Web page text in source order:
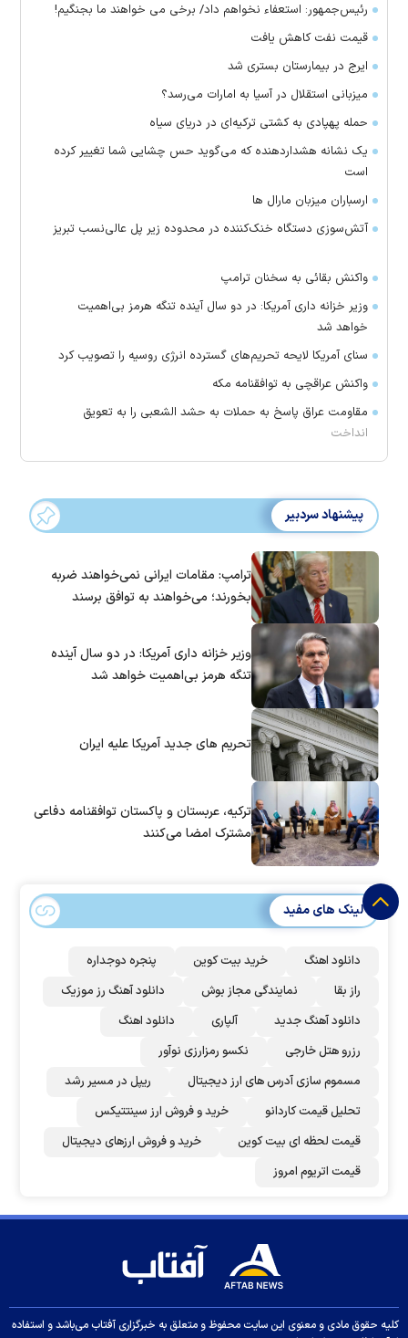
رئیس‌جمهور: استعفاء نخواهم داد/ برخی می خواهند ما بجنگیم!
قیمت نفت کاهش یافت
ایرج در بیمارستان بستری شد
میزبانی استقلال در آسیا به امارات می‌رسد؟
حمله پهپادی به کشتی ترکیه‌ای در دریای سیاه
یک نشانه هشداردهنده که می‌گوید حس چشایی شما تغییر کرده
است
ارسباران میزبان مارال ها
آتش‌سوزی دستگاه خنک‌کننده در محدوده زیر پل عالی‌نسب تبریز
واکنش بقائی به سخنان ترامپ
وزیر خزانه داری آمریکا: در دو سال آینده تنگه هرمز بی‌اهمیت
خواهد شد
سنای آمریکا لایحه تحریم‌های گسترده انرژی روسیه را تصویب کرد
واکنش عراقچی به توافقنامه مکه
مقاومت عراق پاسخ به حملات به حشد الشعبی را به تعویق
انداخت
پیشنهاد سردبیر
ترامپ: مقامات ایرانی نمی‌خواهند ضربه
بخورند؛ می‌خواهند به توافق برسند
وزیر خزانه داری آمریکا: در دو سال آینده
تنگه هرمز بی‌اهمیت خواهد شد
تحریم های جدید آمریکا علیه ایران
ترکیه، عربستان و پاکستان توافقنامه دفاعی
مشترک امضا می‌کنند
لینک های مفید
دانلود اهنگ خرید بیت کوین
پنجره دوجداره
راز بقا
نمایندگی مجاز بوش
دانلود آهنگ رز‌ موزیک
دانلود آهنگ جدید
آلپاری
دانلود اهنگ
رزرو هتل خارجی
نکسو رمزارزی نوآور
مسموم سازی آدرس های ارز دیجیتال
ریپل در مسیر رشد
تحلیل قیمت کاردانو
خرید و فروش ارز سینتتیکس
قیمت لحظه ای بیت کوین
خرید و فروش ارزهای دیجیتال
قیمت اتریوم امروز
کلیه حقوق مادی و معنوی این سایت محفوظ و متعلق به خبرگزاری آفتاب می‌باشد و استفاده